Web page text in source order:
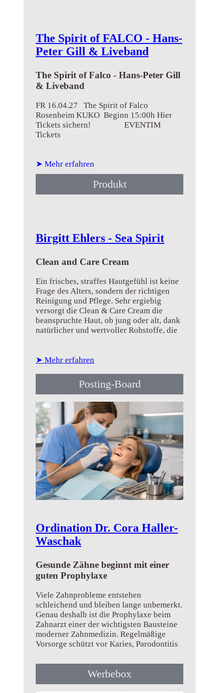
The Spirit of FALCO - Hans-
Peter Gill & Liveband
The Spirit of Falco - Hans-Peter Gill
& Liveband
FR 16.04.27 The Spirit of Falco
Rosenheim KUKO Beginn 15:00h Hier
Tickets sichern! EVENTIM
Tickets
➤ Mehr erfahren
Produkt
Birgitt Ehlers - Sea Spirit
Clean and Care Cream
Ein frisches, straffes Hautgefühl ist keine
Frage des Alters, sondern der richtigen
Reinigung und Pflege. Sehr ergiebig
versorgt die Clean & Care Cream die
beanspruchte Haut, ob jung oder alt, dank
natürlicher und wertvoller Rohstoffe, die
➤ Mehr erfahren
Posting-Board
Ordination Dr. Cora Haller-
Waschak
Gesunde Zähne beginnt mit einer
guten Prophylaxe
Viele Zahnprobleme entstehen
schleichend und bleiben lange unbemerkt.
Genau deshalb ist die Prophylaxe beim
Zahnarzt einer der wichtigsten Bausteine
moderner Zahnmedizin. Regelmäßige
Vorsorge schützt vor Karies, Parodontitis
➤ Mehr erfahrenWerbebox